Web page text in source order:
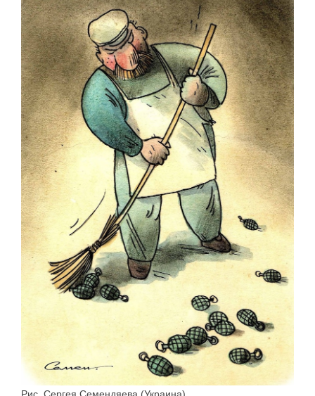
Рис. Сергея Семендяева (Украина)